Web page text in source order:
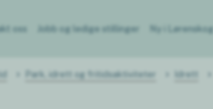
oss Jobb og ledige stillinger Ny i Lørenskog
Park, idrett og fritidsaktiviteter Idrett